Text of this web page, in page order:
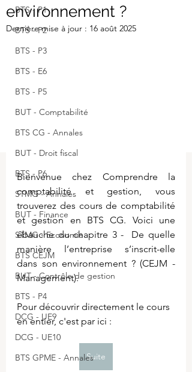
BTS - P1
BTS - P2
BTS - P3
BTS - E6
BTS - P5
BUT - Comptabilité
BTS CG - Annales
BUT - Droit fiscal
BTS - P6
STMG - Annales
BUT - Finance
STMG - Economie
BTS CEJM
BUT - Contrôle de gestion
BTS - P4
DCG - UE9
DCG - UE10
BTS GPME - Annales
environnement ?
Dernière mise à jour : 16 août 2025
Bienvenue chez Comprendre la
comptabilité et gestion, vous
trouverez des cours de comptabilité
et gestion en BTS CG. Voici une
ébauche du chapitre 3 -  De quelle
manière l’entreprise s’inscrit-elle
dans son environnement ? (CEJM -
Management).
Pour découvrir directement le cours
en entier, c'est par ici :
Suite